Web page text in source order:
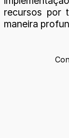
recursos por
maneira